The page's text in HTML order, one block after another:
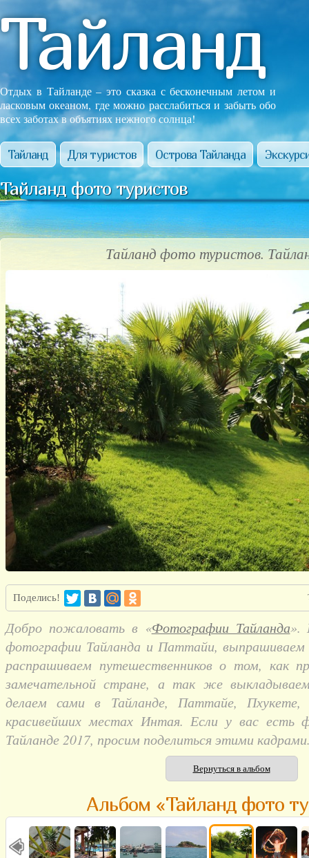
Тайланд
Отдых в Тайланде – это сказка с бесконечным летом и
ласковым океаном, где можно расслабиться и забыть обо
всех заботах в объятиях нежного солнца!
Тайланд Для туристов Острова Тайланда
Тайланд фото туристов
Тайланд фото туристов.
Поделись!
Добро пожаловать в «Фотографии Тайланда».
фотографии Тайланда и Паттайи, выпрашиваем
распрашиваем путешественников о том, как
замечательной стране, а так же
делаем сами в Тайланде, Паттайе,
красивейших местах Интая. Если у вас есть
Тайланде 2017, просим поделиться этими
Вернуться в альбом
Альбом «Тайланд фото